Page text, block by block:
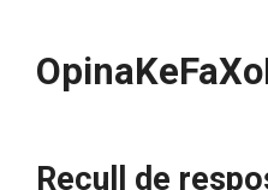
Recull de